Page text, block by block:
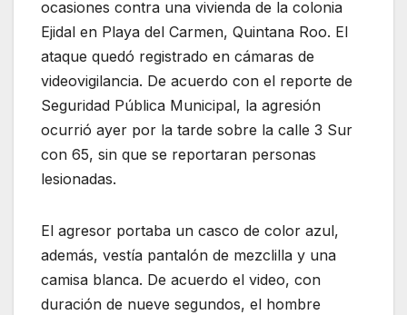
ocasiones contra una vivienda de la colonia
Ejidal en Playa del Carmen, Quintana Roo. El
ataque quedó registrado en cámaras de
videovigilancia. De acuerdo con el reporte de
Seguridad Pública Municipal, la agresión
ocurrió ayer por la tarde sobre la calle 3 Sur
con 65, sin que se reportaran personas
lesionadas.
El agresor portaba un casco de color azul,
además, vestía pantalón de mezclilla y una
camisa blanca. De acuerdo el video, con
duración de nueve segundos, el hombre